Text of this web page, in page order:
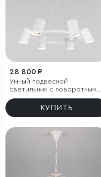
28 800 ₽
Умный подвесной
светильник с поворотным
механизмом
КУПИТЬ